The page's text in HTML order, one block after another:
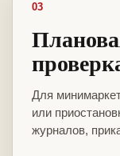
03
Для
или
журналов,